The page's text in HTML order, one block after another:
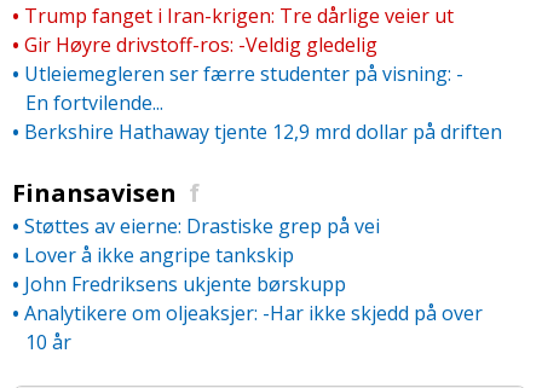
• Trump fanget i Iran-krigen: Tre dårlige veier ut
• Gir Høyre drivstoff-ros: -Veldig gledelig
• Utleiemegleren ser færre studenter på visning: -
En fortvilende...
• Berkshire Hathaway tjente 12,9 mrd dollar på driften
Finansavisen f
• Støttes av eierne: Drastiske grep på vei
• Lover å ikke angripe tankskip
• John Fredriksens ukjente børskupp
• Analytikere om oljeaksjer: -Har ikke skjedd på over
10 år